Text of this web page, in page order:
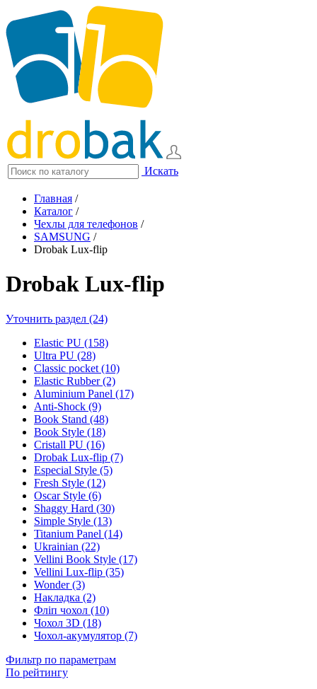
Искать
Главная /
Каталог /
Чехлы для телефонов /
SAMSUNG /
Drobak Lux-flip
Drobak Lux-flip
Уточнить раздел (24)
Elastic PU (158)
Ultra PU (28)
Classic pocket (10)
Elastic Rubber (2)
Aluminium Panel (17)
Anti-Shock (9)
Book Stand (48)
Book Style (18)
Cristall PU (16)
Drobak Lux-flip (7)
Especial Style (5)
Fresh Style (12)
Oscar Style (6)
Shaggy Hard (30)
Simple Style (13)
Titanium Panel (14)
Ukrainian (22)
Vellini Book Style (17)
Vellini Lux-flip (35)
Wonder (3)
Накладка (2)
Фліп чохол (10)
Чохол 3D (18)
Чохол-акумулятор (7)
Фильтр по параметрам
По рейтингу